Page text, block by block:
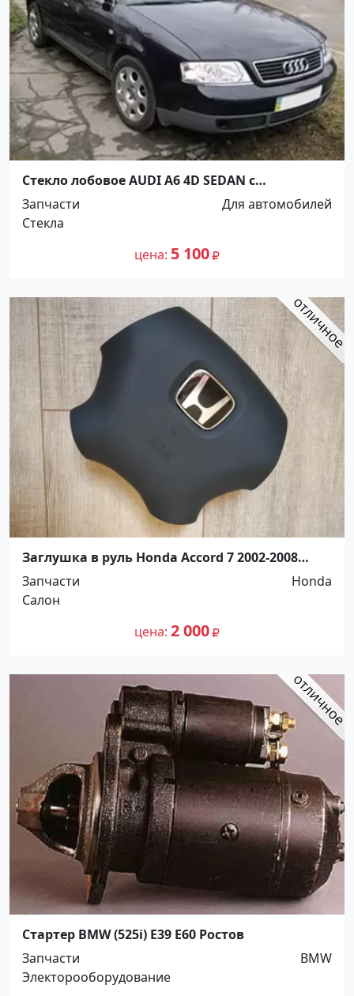
Стекло лобовое AUDI A6 4D SEDAN с
молдингом 1997- Краснодар
Запчасти
Для автомобилей
Стекла
цена 5 100
Заглушка в руль Honda Accord 7 2002-2008
Краснодар
Запчасти
Honda
Салон
цена 2 000
Стартер BMW (525i) E39 E60 Ростов
Запчасти
BMW
Электорооборудование